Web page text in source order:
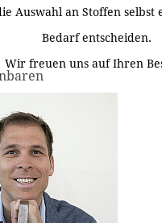
Auswahl an Stoffen
Bedarf entscheiden.
Wir freuen uns auf Ihren